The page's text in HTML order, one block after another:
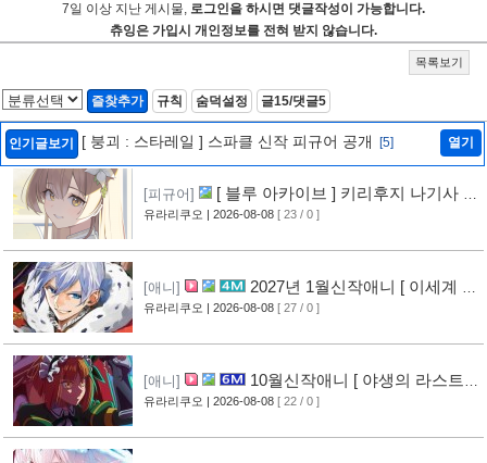
7일 이상 지난 게시물, 로그인을 하시면 댓글작성이 가능합니다.
츄잉은 가입시 개인정보를 전혀 받지 않습니다.
목록보기
즐찾추가 규칙 숨덕설정 글15/댓글5
인기글보기 [ 붕괴 : 스타레일 ] 스파클 신작 피규어 공개 [5] 열기
[피규어]
[ 블루 아카이브 ] 키리후지 나기사 신
작 피규어 공개
유라리쿠오 | 2026-08-08 [ 23 / 0 ]
[애니]
2027년 1월신작애니 [ 이세계 전
생 소동기 ] PV 영상 공개
유라리쿠오 | 2026-08-08 [ 27 / 0 ]
[애니]
10월신작애니 [ 야생의 라스트
보스가 나타났다! ] 2기 PV 영상 공개
유라리쿠오 | 2026-08-08 [ 22 / 0 ]